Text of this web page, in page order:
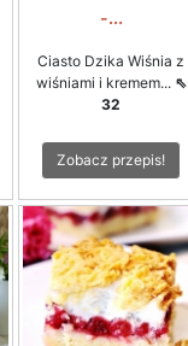
-...
Ciasto Dzika Wiśnia z
wiśniami i kremem... ⇖
32
Zobacz przepis!